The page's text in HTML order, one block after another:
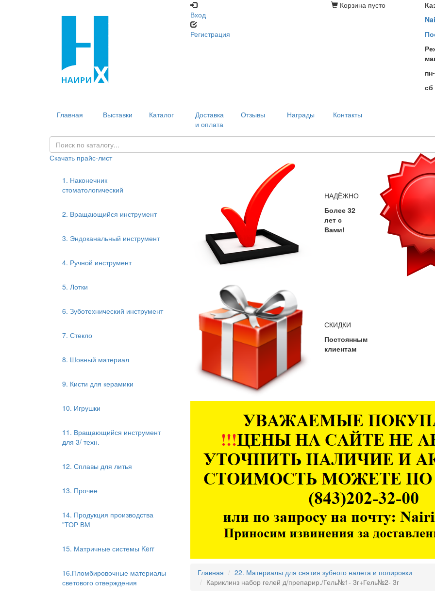
Вход
Регистрация
Корзина пусто
сб
Главная Выставки Каталог
Доставка
и оплата
Отзывы Награды Контакты
Скачать прайс-лист
1. Наконечник
стоматологический
2. Вращающийся инструмент
3. Эндоканальный инструмент
4. Ручной инструмент
5. Лотки
6. Зуботехнический инструмент
7. Стекло
8. Шовный материал
9. Кисти для керамики
10. Игрушки
11. Вращающийся инструмент
для 3/ техн.
12. Сплавы для литья
13. Прочее
14. Продукция производства
"ТОР ВМ
15. Матричные системы Kerr
16.Пломбировочные материалы
светового отверждения
НАДЁЖНО
Более 32
лет с
Вами!
СКИДКИ
Постоянным
клиентам
Главная
22. Материалы для снятия зубного налета и полировки
Кариклинз набор гелей д/препарир./Гель№1- 3г+Гель№2- 3г